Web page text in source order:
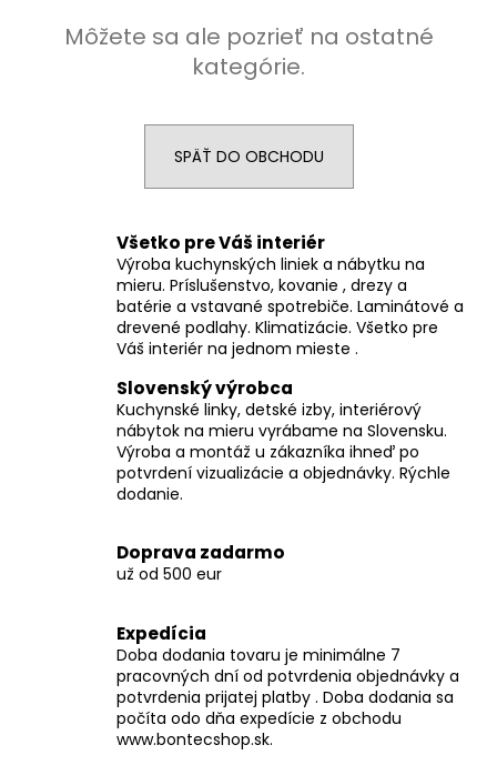
Môžete sa ale pozrieť na ostatné
kategórie.
SPÄŤ DO OBCHODU
Všetko pre Váš interiér
Výroba kuchynských liniek a nábytku na
mieru. Príslušenstvo, kovanie , drezy a
batérie a vstavané spotrebiče. Laminátové a
drevené podlahy. Klimatizácie. Všetko pre
Váš interiér na jednom mieste .
Slovenský výrobca
Kuchynské linky, detské izby, interiérový
nábytok na mieru vyrábame na Slovensku.
Výroba a montáž u zákazníka ihneď po
potvrdení vizualizácie a objednávky. Rýchle
dodanie.
Doprava zadarmo
už od 500 eur
Expedícia
Doba dodania tovaru je minimálne 7
pracovných dní od potvrdenia objednávky a
potvrdenia prijatej platby . Doba dodania sa
počíta odo dňa expedície z obchodu
www.bontecshop.sk.
HĽADAŤ